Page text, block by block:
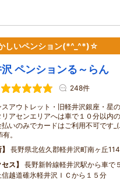
しいペンション(*^_^*)☆
ペンションる～らん
248件
スアウトレット・旧軽井沢銀座・星
リアセンエリアへは車で１０分以内
いのみでカードはご利用不可です
有。
長野県北佐久郡軽井沢町南ヶ丘
セス
長野新幹線軽井沢駅から車で
信越道碓氷軽井沢ＩＣから１５分